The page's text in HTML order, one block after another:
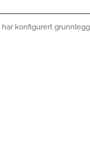
har konfigurert